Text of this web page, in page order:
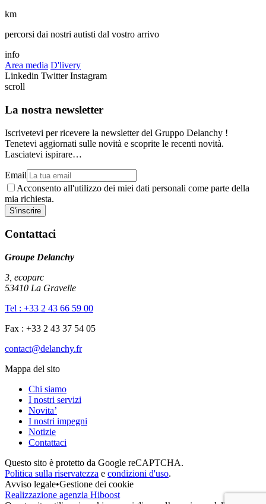
km
percorsi dai nostri autisti dal vostro arrivo
info
Area media D'livery
Linkedin Twitter Instagram
scroll
La nostra newsletter
Iscrivetevi per ricevere la newsletter del Gruppo Delanchy !
Tenetevi aggiornati sulle novità e scoprite le recenti novità.
Lasciatevi ispirare…
Email
Acconsento all'utilizzo dei miei dati personali come parte della
mia richiesta.
Contattaci
Groupe Delanchy
3, ecoparc
53410 La Gravelle
Tel : +33 2 43 66 59 00
Fax : +33 2 43 37 54 05
contact@delanchy.fr
Mappa del sito
Chi siamo
I nostri servizi
Novita’
I nostri impegni
Notizie
Contattaci
Questo sito è protetto da Google reCAPTCHA.
Politica sulla riservatezza e condizioni d'uso.
Avviso legale•Gestione dei cookie
Realizzazione agenzia Hiboost